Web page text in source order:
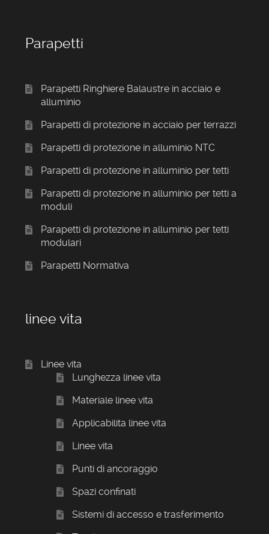
Parapetti
Parapetti Ringhiere Balaustre in acciaio e
alluminio
Parapetti di protezione in acciaio per terrazzi
Parapetti di protezione in alluminio NTC
Parapetti di protezione in alluminio per tetti
Parapetti di protezione in alluminio per tetti a
moduli
Parapetti di protezione in alluminio per tetti
modulari
Parapetti Normativa
linee vita
Linee vita
Lunghezza linee vita
Materiale linee vita
Applicabilita linee vita
Linee vita
Punti di ancoraggio
Spazi confinati
Sistemi di accesso e trasferimento